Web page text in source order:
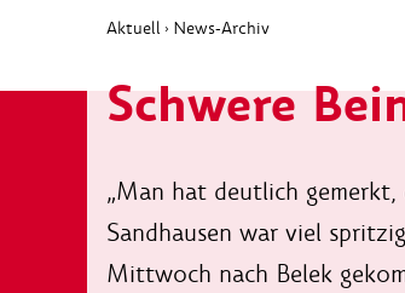
Aktuell › News-Archiv
Schwere
„Man hat deutlich
Sandhausen war viel
Mittwoch nach Belek